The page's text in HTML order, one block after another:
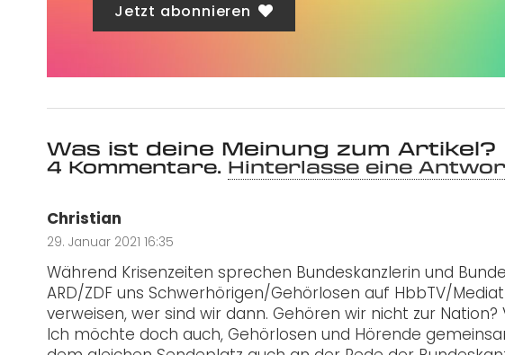
Jetzt abonnieren
Was ist deine Meinung zum Artikel?
4 Kommentare. Hinterlasse eine
Christian
29. Januar 2021 16:35
Während Krisenzeiten sprechen Bundeskanzlerin und
ARD/ZDF uns Schwerhörigen/Gehörlosen auf HbbTV/
verweisen, wer sind wir dann. Gehören wir nicht zur
Ich möchte doch auch, Gehörlosen und Hörende